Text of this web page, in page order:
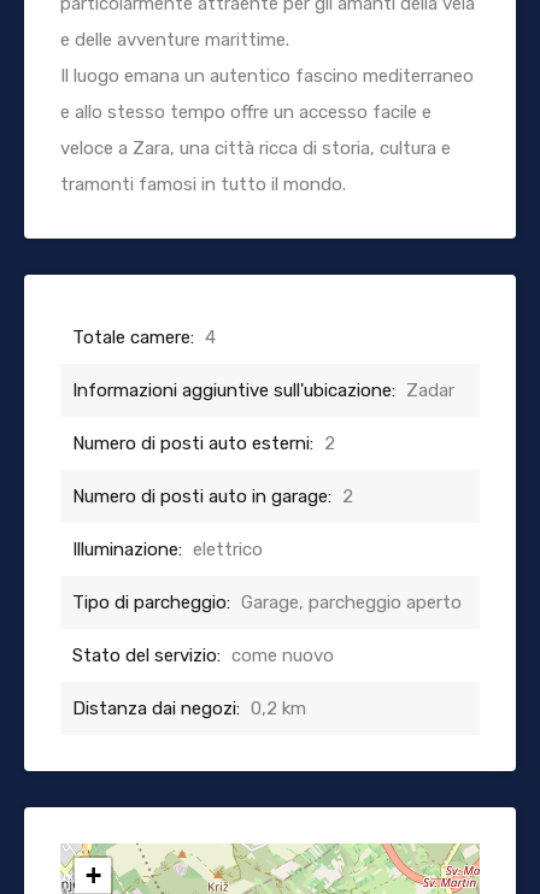
e delle avventure marittime.
Il luogo emana un autentico fascino mediterraneo
e allo stesso tempo offre un accesso facile e
veloce a Zara, una città ricca di storia, cultura e
tramonti famosi in tutto il mondo.
Totale camere: 4
Informazioni aggiuntive sull'ubicazione: Zadar
Numero di posti auto esterni: 2
Numero di posti auto in garage: 2
Illuminazione: elettrico
Tipo di parcheggio: Garage, parcheggio aperto
Stato del servizio: come nuovo
Distanza dai negozi: 0,2 km
+